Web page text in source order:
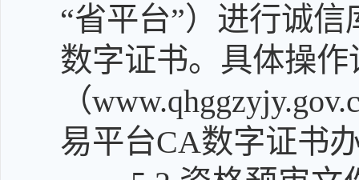
“省平台”）进行诚
数字证书。具体操
（
易平台CA数字证书